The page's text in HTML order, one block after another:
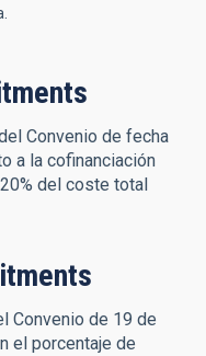
Convenio de fecha
a la cofinanciación
del coste total
Convenio de 19 de
el porcentaje de